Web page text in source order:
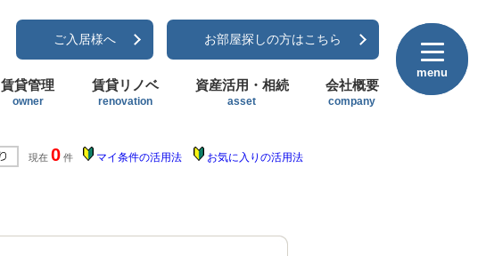
ご入居様へ お部屋探しの方はこちら
賃貸管理
owner
賃貸リノベ
renovation
資産活用・相続
asset
会社概要
company
menu
menu
現在 0 件 マイ条件の活用法 お気に入りの活用法